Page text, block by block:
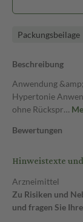
Packungsbeilage
Beschreibung
Anwendung
Hypertonie
ohne Rückspr…
Bewertungen
Hinweistexte
Arzneimittel
Zu Risiken und
und fragen Sie